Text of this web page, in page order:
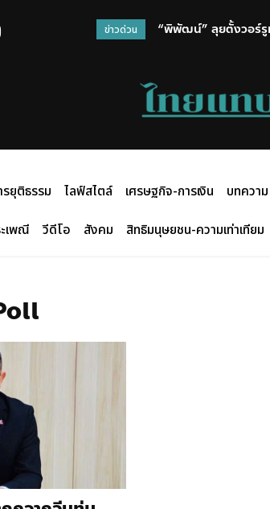
ข่าวด่วน “พิพัฒน์” ลุยตั้งวอร์
รยุติธรรม ไลฟ์สไตล์ เศรษฐกิจ-การเงิน บทความ
เพณี วีดีโอ สังคม สิทธิมนุษยชน-ความเท่าเทียม